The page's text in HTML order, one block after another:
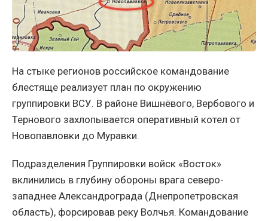
На стыке регионов российское командование
блестяще реализует план по окружению
группировки ВСУ. В районе Вишнёвого, Вербового и
Тернового захлопывается оперативный котел от
Новопавловки до Муравки.
Подразделения Группировки войск «Восток»
вклинились в глубину обороны врага северо-
западнее Александрограда (Днепропетровская
область), форсировав реку Волчья. Командование